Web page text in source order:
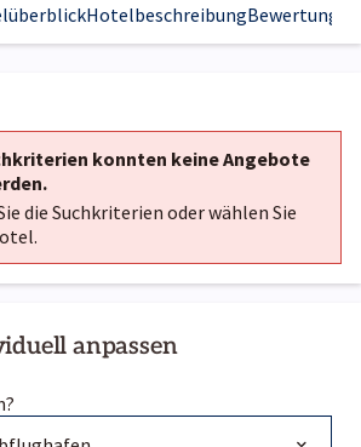
HotelbeschreibungBewertungen
anpassen
konnten keine Angebote
die Suchkriterien oder wählen Sie